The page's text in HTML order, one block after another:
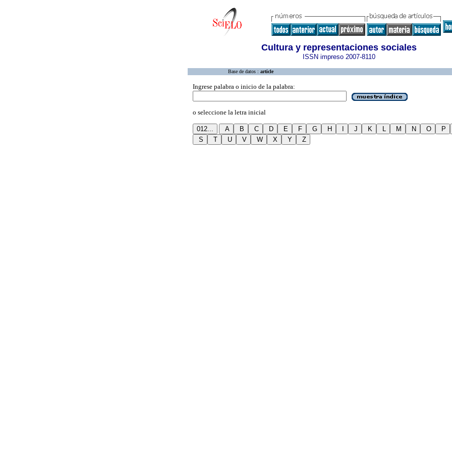
Cultura y representaciones sociales
ISSN impreso 2007-8110
Base de datos : article
Ingrese palabra o inicio de la palabra:
o seleccione la letra inicial